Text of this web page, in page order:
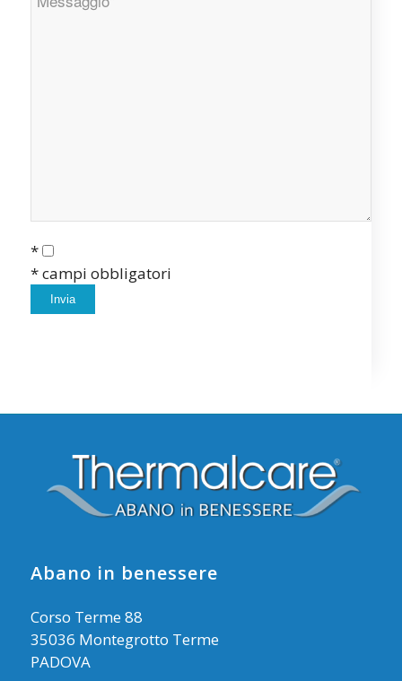
*
* campi obbligatori
Abano in benessere
Corso Terme 88
35036 Montegrotto Terme
PADOVA